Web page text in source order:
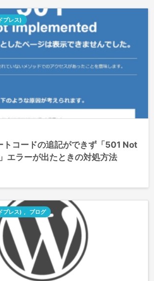
プレス)
コードの追記ができず「501 Not
ラーが出たときの対処方法
プレス) ブログ